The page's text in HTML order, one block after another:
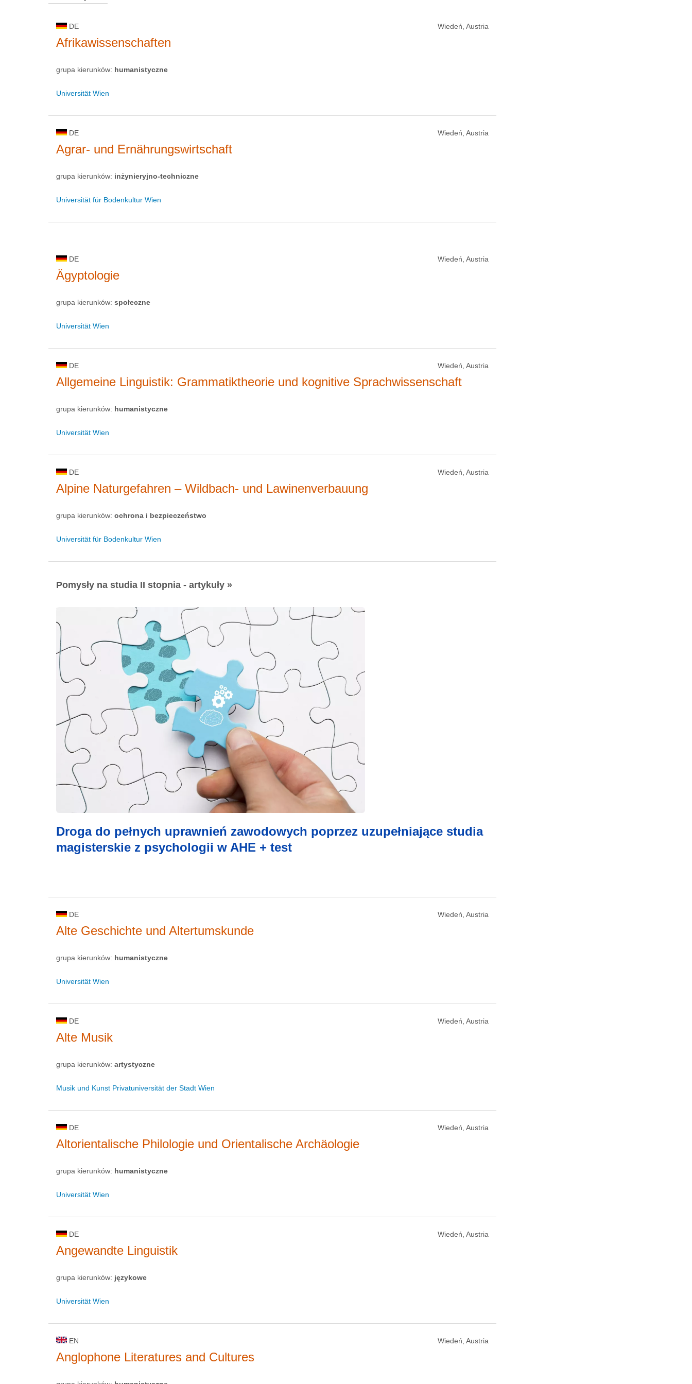
DE Wiedeń, Austria
Afrikawissenschaften
grupa kierunków: humanistyczne
Universität Wien
DE Wiedeń, Austria
Agrar- und Ernährungswirtschaft
grupa kierunków: inżynieryjno-techniczne
Universität für Bodenkultur Wien
DE Wiedeń, Austria
Ägyptologie
grupa kierunków: społeczne
Universität Wien
DE Wiedeń, Austria
Allgemeine Linguistik: Grammatiktheorie und kognitive Sprachwissenschaft
grupa kierunków: humanistyczne
Universität Wien
DE Wiedeń, Austria
Alpine Naturgefahren – Wildbach- und Lawinenverbauung
grupa kierunków: ochrona i bezpieczeństwo
Universität für Bodenkultur Wien
Pomysły na studia II stopnia - artykuły »
Droga do pełnych uprawnień zawodowych poprzez uzupełniające studia
magisterskie z psychologii w AHE + test
DE Wiedeń, Austria
Alte Geschichte und Altertumskunde
grupa kierunków: humanistyczne
Universität Wien
DE Wiedeń, Austria
Alte Musik
grupa kierunków: artystyczne
Musik und Kunst Privatuniversität der Stadt Wien
DE Wiedeń, Austria
Altorientalische Philologie und Orientalische Archäologie
grupa kierunków: humanistyczne
Universität Wien
DE Wiedeń, Austria
Angewandte Linguistik
grupa kierunków: językowe
Universität Wien
EN Wiedeń, Austria
Anglophone Literatures and Cultures